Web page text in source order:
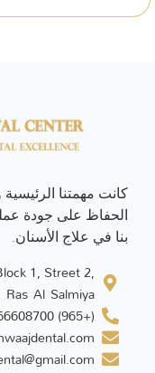
كانت مهمتنا
الحفاظ على جودة
بنا في علاج الأسنان.
1, Street 2,
Al Salmiya.
(+965) 66608700